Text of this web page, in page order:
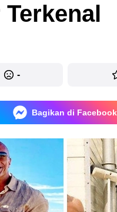
-
Bagikan di Facebook